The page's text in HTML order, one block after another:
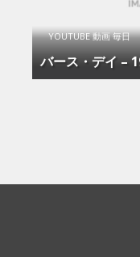
YOUTUBE 動画 毎日
バース・デイ –